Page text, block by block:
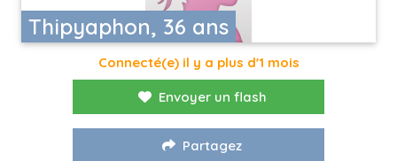
Thipyaphon, 36 ans
Connecté(e) il y a plus d'1 mois
Envoyer un flash
Partagez